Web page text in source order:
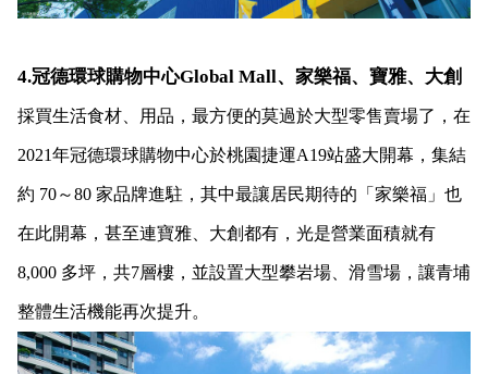
4.冠德環球購物中心Global Mall、家樂福、寶雅、大創
採買生活食材、用品，最方便的莫過於大型零售賣場了，在
2021年冠德環球購物中心於桃園捷運A19站盛大開幕，集結
約 70～80 家品牌進駐，其中最讓居民期待的「家樂福」也
在此開幕，甚至連寶雅、大創都有，光是營業面積就有
8,000 多坪，共7層樓，並設置大型攀岩場、滑雪場，讓青埔
整體生活機能再次提升。